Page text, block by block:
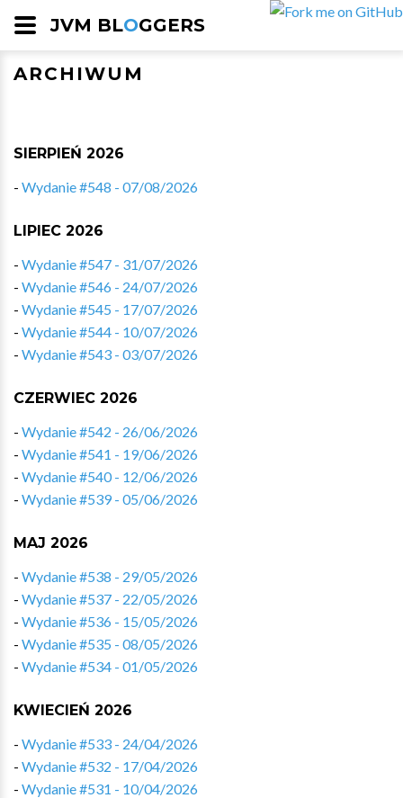
JVM BLOGGERS
ARCHIWUM
SIERPIEŃ 2026
- Wydanie #548 - 07/08/2026
LIPIEC 2026
- Wydanie #547 - 31/07/2026
- Wydanie #546 - 24/07/2026
- Wydanie #545 - 17/07/2026
- Wydanie #544 - 10/07/2026
- Wydanie #543 - 03/07/2026
CZERWIEC 2026
- Wydanie #542 - 26/06/2026
- Wydanie #541 - 19/06/2026
- Wydanie #540 - 12/06/2026
- Wydanie #539 - 05/06/2026
MAJ 2026
- Wydanie #538 - 29/05/2026
- Wydanie #537 - 22/05/2026
- Wydanie #536 - 15/05/2026
- Wydanie #535 - 08/05/2026
- Wydanie #534 - 01/05/2026
KWIECIEŃ 2026
- Wydanie #533 - 24/04/2026
- Wydanie #532 - 17/04/2026
- Wydanie #531 - 10/04/2026